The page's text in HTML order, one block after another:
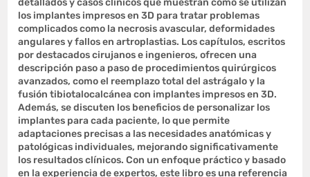
los implantes impresos en 3D para tratar problemas
complicados como la necrosis avascular, deformidades
angulares y fallos en artroplastias. Los capítulos, escritos
por destacados cirujanos e ingenieros, ofrecen una
descripción paso a paso de procedimientos quirúrgicos
avanzados, como el reemplazo total del astrágalo y la
fusión tibiotalocalcánea con implantes impresos en 3D.
Además, se discuten los beneficios de personalizar los
implantes para cada paciente, lo que permite
adaptaciones precisas a las necesidades anatómicas y
patológicas individuales, mejorando significativamente
los resultados clínicos. Con un enfoque práctico y basado
en la experiencia de expertos, este libro es una referencia